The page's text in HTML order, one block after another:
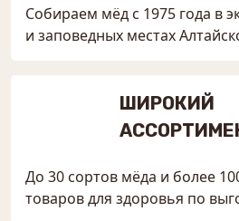
Собираем мёд с 1975 года в
и заповедных местах
ШИРОКИЙ
До 30 сортов мёда и более
товаров для здоровья по